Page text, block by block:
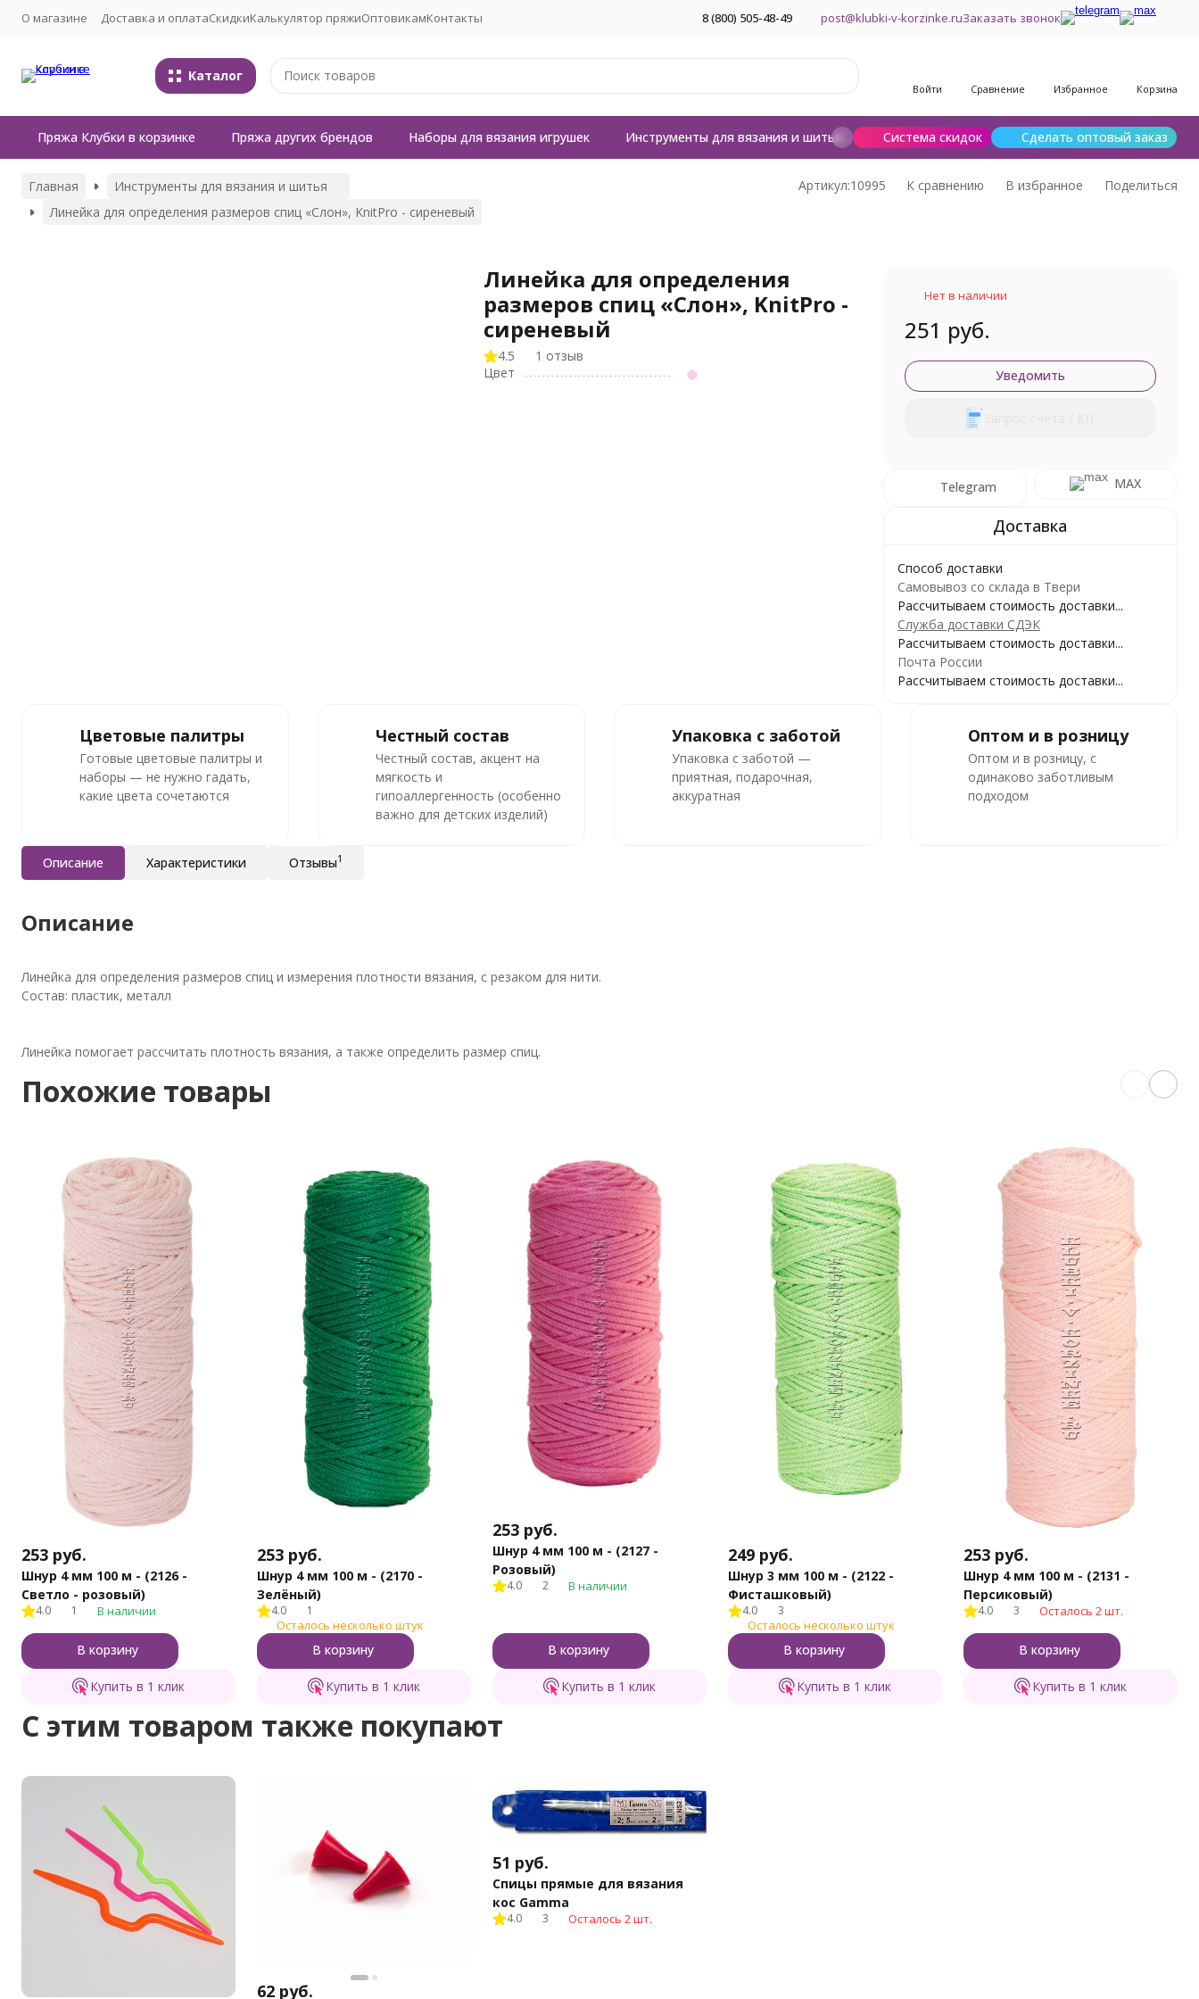
О магазине Доставка и оплатаСкидкиКалькулятор пряжиОптовикамКонтакты 8 (800) 505-48-49 post@klubki-v-korzinke.ruЗаказать звонок
Каталог
Войти Сравнение Избранное Корзина
Система скидок Сделать оптовый заказ
Пряжа Клубки в корзинке Пряжа других брендов Наборы для вязания игрушек Инструменты для вязания и шитья Шерсть для валяния
Главная
Инструменты для вязания и шитья
Линейка для определения размеров спиц «Слон», KnitPro - сиреневый
Артикул:10995 К сравнению В избранное Поделиться
Линейка для определения
размеров спиц «Слон», KnitPro -
сиреневый
4.5
1 отзыв
Цвет
Нет в наличии
251 руб.
Уведомить
Telegram MAX
Способ доставки
Самовывоз со склада в Твери
Рассчитываем стоимость доставки...
Служба доставки СДЭК
Рассчитываем стоимость доставки...
Почта России
Рассчитываем стоимость доставки...
Цветовые палитры
Готовые цветовые палитры и
наборы — не нужно гадать,
какие цвета сочетаются
Честный состав
Честный состав, акцент на
мягкость и
гипоаллергенность (особенно
важно для детских изделий)
Упаковка с заботой
Упаковка с заботой —
приятная, подарочная,
аккуратная
Оптом и в розницу
Оптом и в розницу, с
одинаково заботливым
подходом
Описание Характеристики Отзывы1
Описание
Линейка для определения размеров спиц и измерения плотности вязания, с резаком для нити.
Состав: пластик, металл
Линейка помогает рассчитать плотность вязания, а также определить размер спиц.
Похожие товары
253 руб.
Шнур 4 мм 100 м - (2126 -
Светло - розовый)
4.0 1 В наличии
В корзину
Купить в 1 клик
253 руб.
Шнур 4 мм 100 м - (2170 -
Зелёный)
4.0 1
Осталось несколько штук
В корзину
Купить в 1 клик
253 руб.
Шнур 4 мм 100 м - (2127 -
Розовый)
4.0 2 В наличии
В корзину
Купить в 1 клик
249 руб.
Шнур 3 мм 100 м - (2122 -
Фисташковый)
4.0 3
Осталось несколько штук
В корзину
Купить в 1 клик
253 руб.
Шнур 4 мм 100 м - (2131 -
Персиковый)
4.0 3 Осталось 2 шт.
В корзину
Купить в 1 клик
C этим товаром также покупают
62 руб.
51 руб.
Спицы прямые для вязания
кос Gamma
4.0 3 Осталось 2 шт.